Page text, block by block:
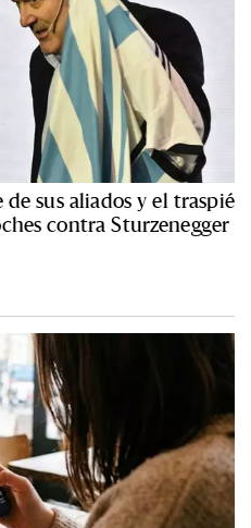
sus aliados y el traspié
contra Sturzenegger